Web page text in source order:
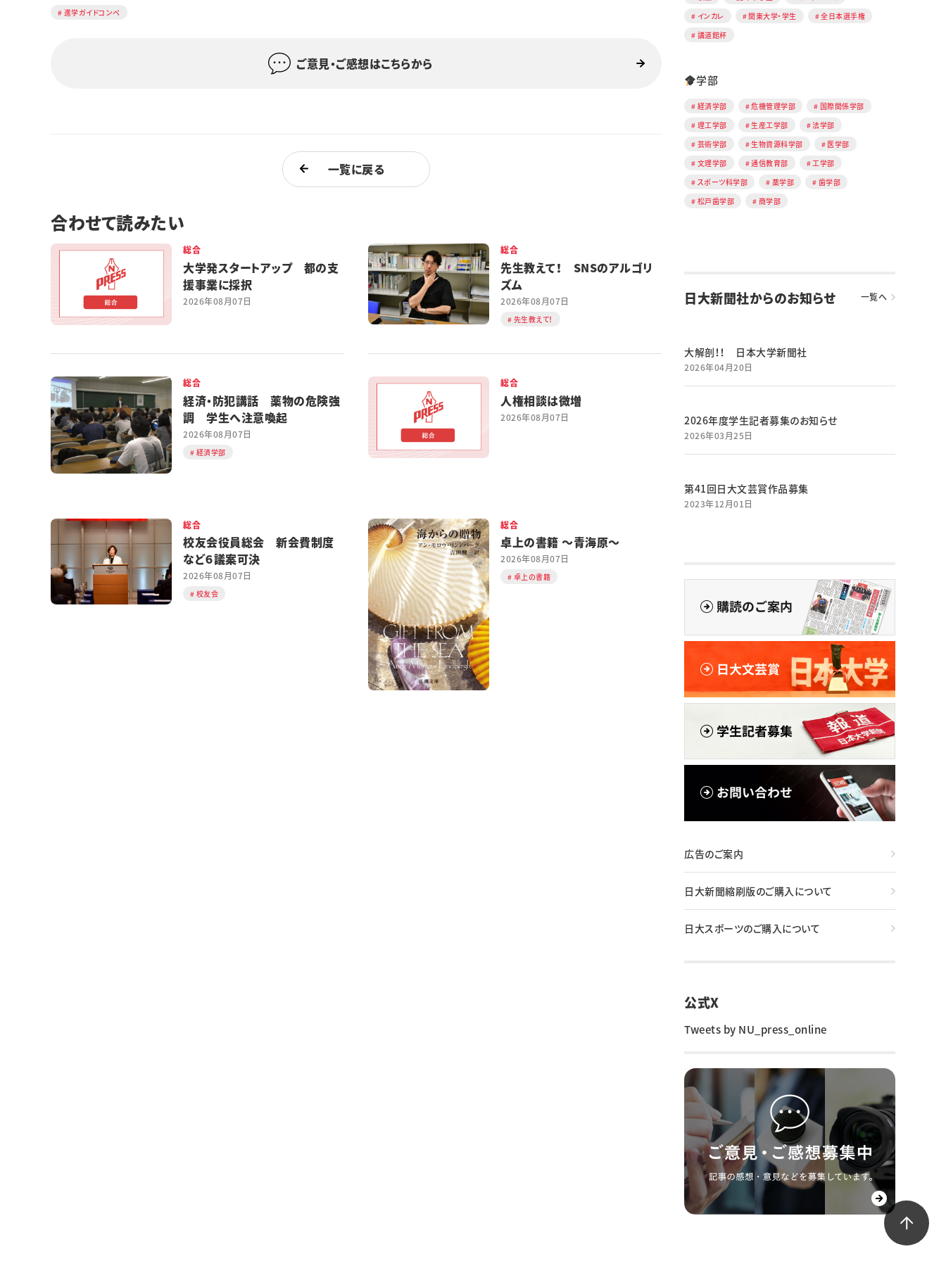
進学ガイドコンペ
ご意見・ご感想はこちらから
一覧に戻る
合わせて読みたい
総合
大学発スタートアップ 都の支
援事業に採択
2026年08月07日
総合
先生教えて！ SNSのアルゴリ
ズム
2026年08月07日
先生教えて！
総合
経済・防犯講話 薬物の危険強
調 学生へ注意喚起
2026年08月07日
経済学部
総合
人権相談は微増
2026年08月07日
総合
校友会役員総会 新会費制度
など６議案可決
2026年08月07日
校友会
総合
卓上の書籍 ～青海原～
2026年08月07日
卓上の書籍
インカレ
関東大学・学生
全日本選手権
講道館杯
学部
経済学部 危機管理学部
国際関係学部
理工学部
生産工学部
法学部
芸術学部
生物資源科学部
医学部
文理学部
通信教育部
工学部
スポーツ科学部
薬学部
歯学部
松戸歯学部
商学部
日大新聞社からのお知らせ 一覧へ
大解剖！！ 日本大学新聞社
2026年04月20日
2026年度学生記者募集のお知らせ
2026年03月25日
第41回日大文芸賞作品募集
2023年12月01日
広告のご案内
日大新聞縮刷版のご購入について
日大スポーツのご購入について
公式X
Tweets by NU_press_online